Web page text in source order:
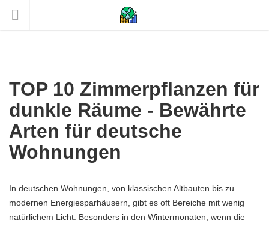
TOP 10 Zimmerpflanzen für
dunkle Räume - Bewährte
Arten für deutsche
Wohnungen
In deutschen Wohnungen, von klassischen Altbauten bis zu
modernen Energiesparhäusern, gibt es oft Bereiche mit wenig
natürlichem Licht. Besonders in den Wintermonaten, wenn die